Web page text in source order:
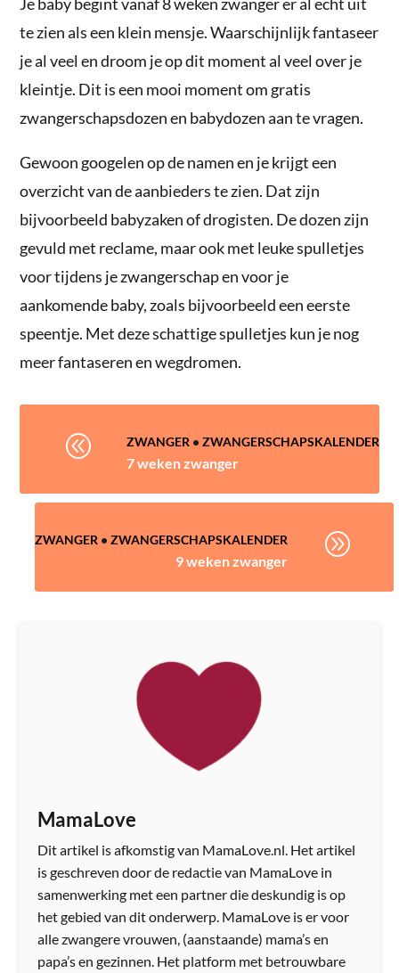
te zien als een klein mensje. Waarschijnlijk fantaseer
je al veel en droom je op dit moment al veel over je
kleintje. Dit is een mooi moment om gratis
zwangerschapsdozen en babydozen aan te vragen.
Gewoon googelen op de namen en je krijgt een
overzicht van de aanbieders te zien. Dat zijn
bijvoorbeeld babyzaken of drogisten. De dozen zijn
gevuld met reclame, maar ook met leuke spulletjes
voor tijdens je zwangerschap en voor je
aankomende baby, zoals bijvoorbeeld een eerste
speentje. Met deze schattige spulletjes kun je nog
meer fantaseren en wegdromen.
@ ZWANGER • ZWANGERSCHAPSKALENDER
7 weken zwanger
ZWANGER • ZWANGERSCHAPSKALENDER
9 weken zwanger
A
MamaLove
Dit artikel is afkomstig van MamaLove.nl. Het artikel
is geschreven door de redactie van MamaLove in
samenwerking met een partner die deskundig is op
het gebied van dit onderwerp. MamaLove is er voor
alle zwangere vrouwen, (aanstaande) mama’s en
papa’s en gezinnen. Het platform met betrouwbare